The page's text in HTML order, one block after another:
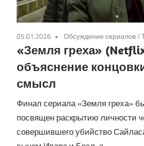
05.01.2026 Обсуждение сериалов/
«Земля греха»
объяснение
смысл
Финал сериала «Земля греха»
посвящен раскрытию личности
совершившего убийство